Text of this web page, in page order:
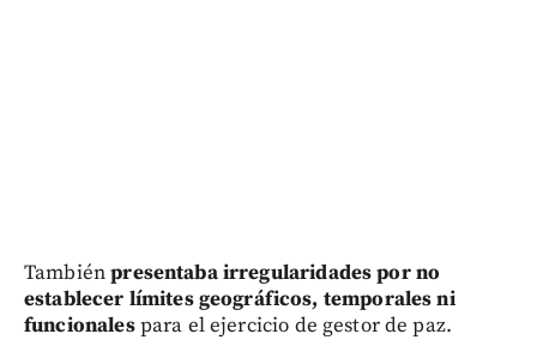
Tambiénpresentaba irregularidades por no
establecer límites geográficos, temporales ni
funcionalespara el ejercicio de gestor de paz.